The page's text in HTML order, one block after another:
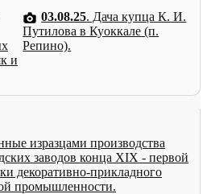
и
03.08.25. Дача купца К. И.
Путилова в Куоккале (п.
Репино).
изразцами производства
заводов конца XIX - первой
декоративно-прикладного
промышленности.